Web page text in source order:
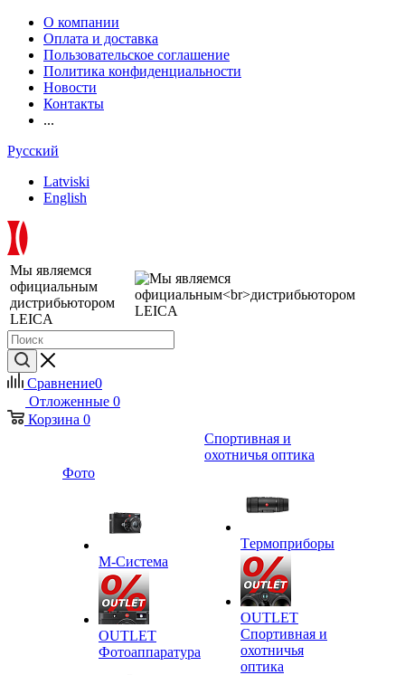
О компании
Оплата и доставка
Пользовательское соглашение
Политика конфиденциальности
Новости
Контакты
...
Русский
Latviski
English
Мы являемся
официальным
дистрибьютором
LEICA
Сравнение0
Отложенные 0
Корзина 0
Фото
M-Система
OUTLET
Фотоаппаратура
Спортивная и
охотничья оптика
Tермоприборы
OUTLET
Спортивная и
охотничья
оптика